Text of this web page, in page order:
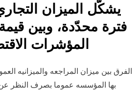
يشكّل الميزان
فترة محدّدة، وبين
الفرق بين ميزان المراجعه والميزانيه
بها المؤسسه عموما بصرف النظر